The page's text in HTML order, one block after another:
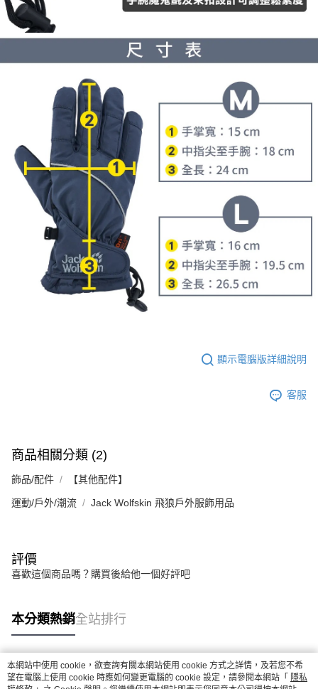
顯示電腦版詳細說明
客服
商品相關分類 (2)
飾品/配件 【其他配件】
運動/戶外/潮流 Jack Wolfskin 飛狼戶外服飾用品
評價
喜歡這個商品嗎？購買後給他一個好評吧
本分類熱銷全站排行
熱門標籤
本網站中使用 cookie，欲查詢有關本網站使用 cookie 方式之詳情，及若您不希
望在電腦上使用 cookie 時應如何變更電腦的 cookie 設定，請參閱本網站「 隱私